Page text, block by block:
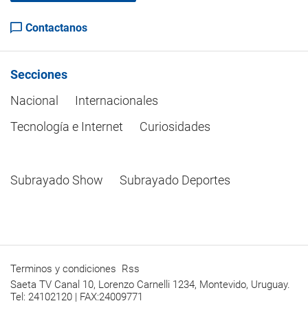
Contactanos
Secciones
Nacional
Internacionales
Tecnología e Internet
Curiosidades
Subrayado Show Subrayado Deportes
Terminos y condiciones Rss
Saeta TV Canal 10, Lorenzo Carnelli 1234, Montevido, Uruguay.
Tel: 24102120 | FAX:24009771